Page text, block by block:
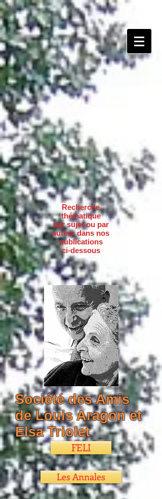
Recherche
thématique
par sujet ou par
auteur dans nos
publications
ci-dessous
Société des Amis
de Louis Aragon et
Elsa Triolet
FELI
Les Annales